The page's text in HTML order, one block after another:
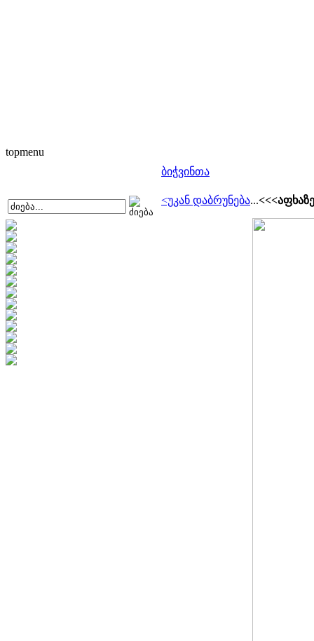
topmenu
ბიჭვინთა
<უკან დაბრუნება...